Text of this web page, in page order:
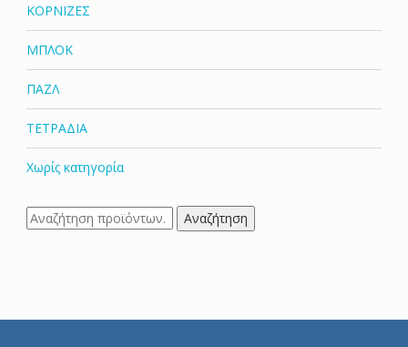
ΚΟΡΝΙΖΕΣ
ΜΠΛΟΚ
ΠΑΖΛ
ΤΕΤΡΑΔΙΑ
Χωρίς κατηγορία
Αναζήτηση
για:
Αναζήτηση